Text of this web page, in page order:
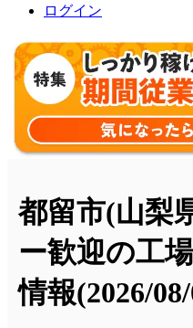
ログイン
都留市(山梨
ー歓迎の工
情報(2026/